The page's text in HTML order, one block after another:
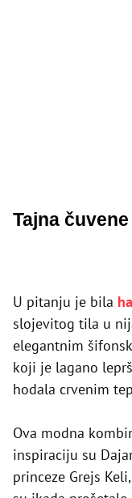
Tajna
U pitanju je bila
slojevitog tila u
elegantnim
koji je lagano
hodala crvenim
Ova modna
inspiraciju su
princeze Grejs